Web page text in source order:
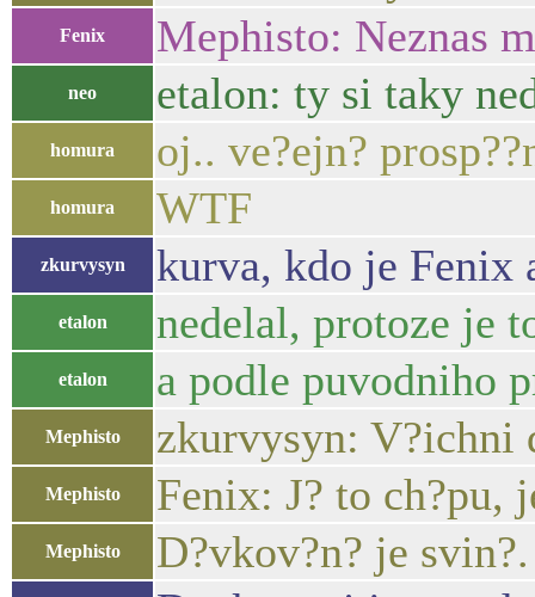
Fenix Mephisto: Neznas
neo etalon: ty si taky
homura oj.. ve?ejn?
homura WTF
zkurvysyn kurva, kdo je Fenix
etalon nedelal, protoze je
etalon a podle puvodniho
Mephisto zkurvysyn: V?ichni
Mephisto Fenix: J? to ch?pu,
Mephisto
D?vkov?n? je svin?.